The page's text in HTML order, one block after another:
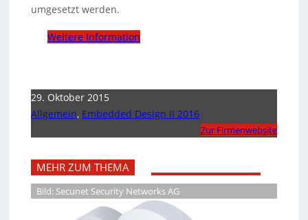
umgesetzt werden.
Weitere Information
29. Oktober 2015
Allgemein, Embedded Design II 2016
Zur Firmenwebsite
MEHR ZUM THEMA
Bild: Secunet Security Networks AG